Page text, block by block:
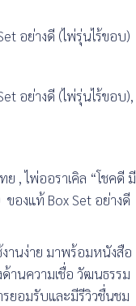
อย่างดี (ไพ่รุ่นไร้ขอบ)
อย่างดี (ไพ่รุ่นไร้ขอบ),
ย , ไพ่ออราเคิล “โชคดี มี
องแท้ Box Set อย่างดี
านง่าย มาพร้อมหนังสือ
านความเชื่อ วัฒนธรรม
ยอมรับและมีรีวิวชื่นชม